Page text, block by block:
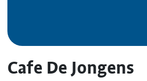
Cafe De Jongens